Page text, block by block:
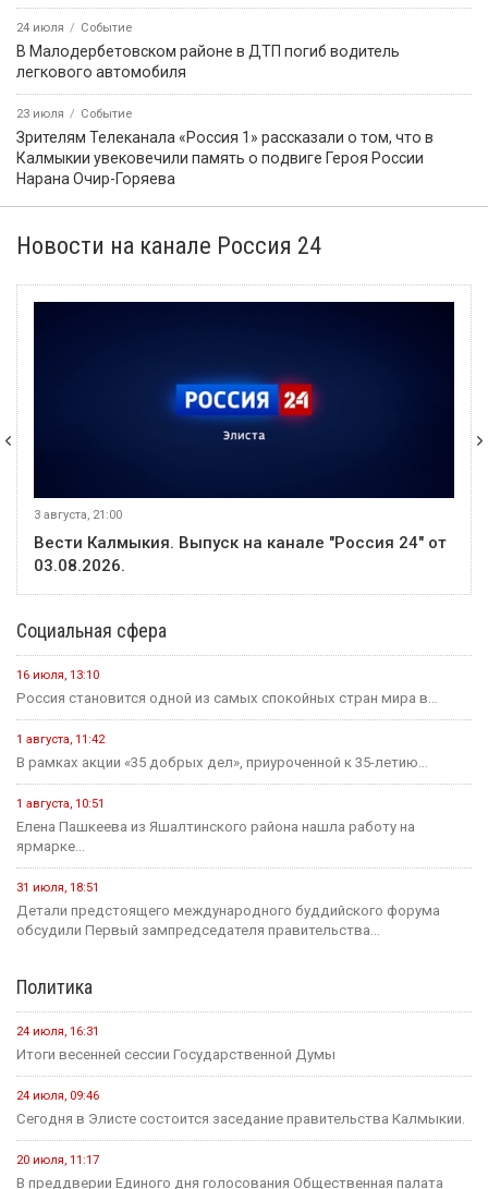
24 июля Событие
В Малодербетовском районе в ДТП погиб водитель
легкового автомобиля
23 июля Событие
Зрителям Телеканала «Россия 1» рассказали о том, что в
Калмыкии увековечили память о подвиге Героя России
Нарана Очир-Горяева
Новости на канале Россия 24
3 августа, 21:00
Вести Калмыкия. Выпуск на канале "Россия 24" от
03.08.2026.
Социальная сфера
16 июля, 13:10
Россия становится одной из самых спокойных стран мира в...
1 августа, 11:42
В рамках акции «35 добрых дел», приуроченной к 35-летию...
1 августа, 10:51
Елена Пашкеева из Яшалтинского района нашла работу на
ярмарке...
31 июля, 18:51
Детали предстоящего международного буддийского форума
обсудили Первый зампредседателя правительства...
Политика
24 июля, 16:31
Итоги весенней сессии Государственной Думы
24 июля, 09:46
Сегодня в Элисте состоится заседание правительства Калмыкии.
20 июля, 11:17
В преддверии Единого дня голосования Общественная палата